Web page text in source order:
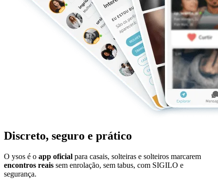
Discreto, seguro e prático
O ysos é o app oficial para casais, solteiras e solteiros marcarem
encontros reais sem enrolação, sem tabus, com SIGILO e
segurança.